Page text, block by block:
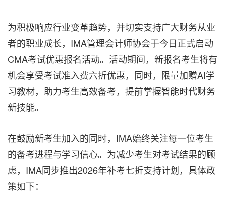
为积极响应行业变革趋势，并切实支持广大财务从业
者的职业成长，IMA管理会计师协会于今日正式启动
CMA考试优惠报名活动。活动期间，新报名考生将有
机会享受考试准入费六折优惠，同时，限量加赠AI学
习教材，助力考生高效备考，提前掌握智能时代财务
新技能。
在鼓励新考生加入的同时，IMA始终关注每一位考生
的备考进程与学习信心。为减少考生对考试结果的顾
虑，IMA同步推出2026年补考七折支持计划，具体政
策如下：